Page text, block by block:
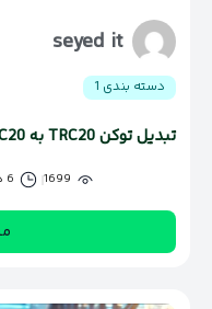
seyed it
دسته بندی 1
تبدیل توکن TRC20 به ERC20
1699 6 دقیقه